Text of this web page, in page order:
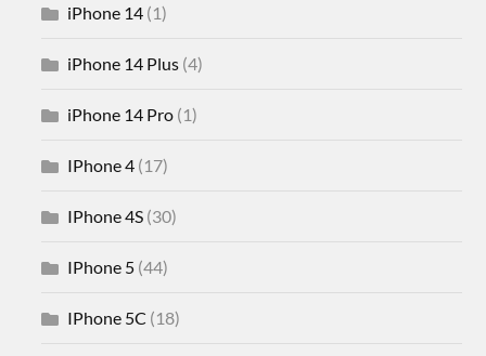
iPhone 14 (1)
iPhone 14 Plus (4)
iPhone 14 Pro (1)
IPhone 4 (17)
IPhone 4S (30)
IPhone 5 (44)
IPhone 5C (18)